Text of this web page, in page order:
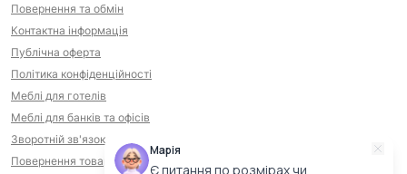
Повернення та обмін
Контактна інформація
Публічна оферта
Політика конфіденційності
Меблі для готелів
Меблі для банків та офісів
Зворотній зв'язок
Повернення товару
Марія
Є питання по розмірах чи